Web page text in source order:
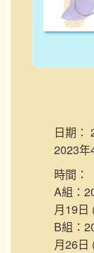
日期：
2023年
時間：
A組：
月19日
B組：
月26日